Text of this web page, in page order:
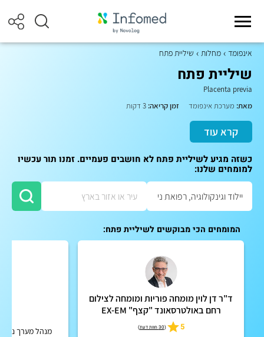
אינפומד מחלות שיליית פתח
שיליית פתח
Placenta previa
מאת: מערכת אינפומד זמן קריאה:
קרא עוד
כשזה מגיע לשיליית פתח לא חושבים פעמיים. זמנו תור עכשיו
למומחים שלנו:
המומחים הכי מבוקשים לשיליית פתח:
ד"ר דן לוין מומחה פוריות ומומחה לצילום
רחם באולטרסאונד "קצף" EX-EM
5
(30 חוות דעת ) מנהל מערך נשים